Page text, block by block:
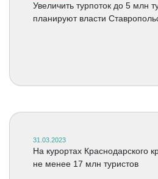
Увеличить турпоток до 5 млн
планируют власти
31.03.2023
На курортах Краснодарского
не менее 17 млн туристов